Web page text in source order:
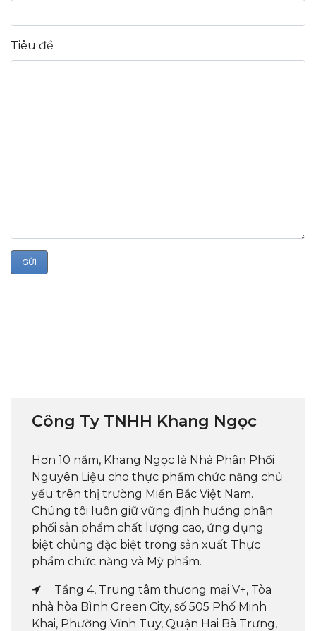
Tiêu đề
GỬI
Công Ty TNHH Khang Ngọc
Hơn 10 năm, Khang Ngọc là Nhà Phân Phối
Nguyên Liệu cho thực phẩm chức năng chủ
yếu trên thị trường Miền Bắc Việt Nam.
Chúng tôi luôn giữ vững định hướng phân
phối sản phẩm chất lượng cao, ứng dụng
biệt chủng đặc biệt trong sản xuất Thực
phẩm chức năng và Mỹ phẩm.
Tầng 4, Trung tâm thương mại V+, Tòa
nhà hòa Bình Green City, số 505 Phố Minh
Khai, Phường Vĩnh Tuy, Quận Hai Bà Trưng,